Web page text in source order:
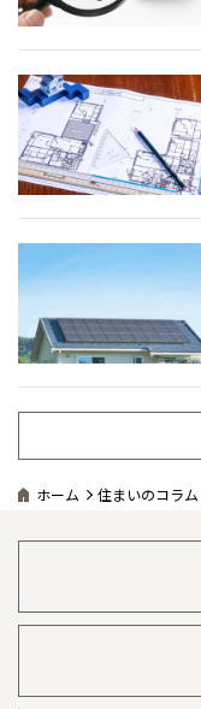
ホーム 住まいのコラム